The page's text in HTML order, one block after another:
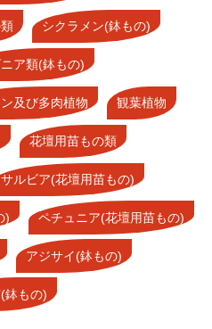
シクラメン(鉢もの)
ア類(鉢もの)
及び多肉植物 観葉植物
花壇用苗もの類
サルビア(花壇用苗もの)
) ペチュニア(花壇用苗もの)
アジサイ(鉢もの)
鉢もの)